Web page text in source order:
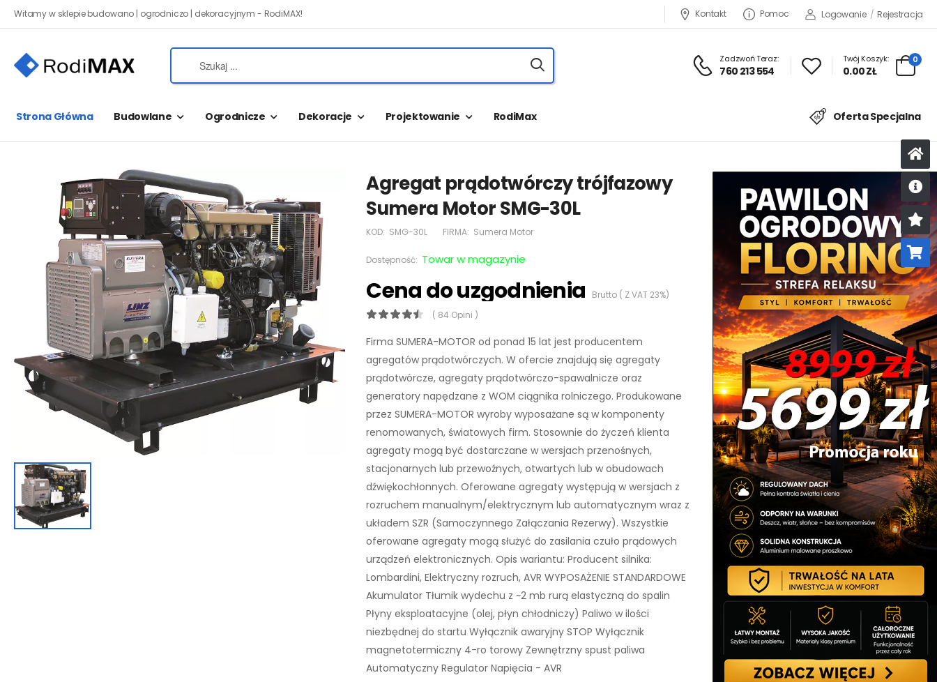
Witamy w sklepie budowano | ogrodniczo | dekoracyjnym - RodiMAX! Kontakt Pomoc Logowanie / Rejestracja
Zadzwoń Teraz:
760 213 554
Twój Koszyk:
0.00 ZŁ
0
Strona Główna Budowlane Ogrodnicze Dekoracje Projektowanie RodiMax Oferta Specjalna
Agregat prądotwórczy trójfazowy
Sumera Motor SMG-30L
KOD: SMG-30L FIRMA: Sumera Motor
Dostępność: Towar w magazynie
Cena do uzgodnienia Brutto ( Z VAT 23%)
( 84 Opini )
Firma SUMERA-MOTOR od ponad 15 lat jest producentem
agregatów prądotwórczych. W ofercie znajdują się agregaty
prądotwórcze, agregaty prądotwórczo-spawalnicze oraz
generatory napędzane z WOM ciągnika rolniczego. Produkowane
przez SUMERA-MOTOR wyroby wyposażane są w komponenty
renomowanych, światowych firm. Stosownie do życzeń klienta
agregaty mogą być dostarczane w wersjach przenośnych,
stacjonarnych lub przewoźnych, otwartych lub w obudowach
dźwiękochłonnych. Oferowane agregaty występują w wersjach z
rozruchem manualnym/elektrycznym lub automatycznym wraz z
układem SZR (Samoczynnego Załączania Rezerwy). Wszystkie
oferowane agregaty mogą służyć do zasilania czuło prądowych
urządzeń elektronicznych. Opis wariantu: Producent silnika:
Lombardini, Elektryczny rozruch, AVR WYPOSAŻENIE STANDARDOWE
Akumulator Tłumik wydechu z ~2 mb rurą elastyczną do spalin
Płyny eksploatacyjne (olej, płyn chłodniczy) Paliwo w ilości
niezbędnej do startu Wyłącznik awaryjny STOP Wyłącznik
magnetotermiczny 4-ro torowy Zewnętrzny spust paliwa
Automatyczny Regulator Napięcia - AVR